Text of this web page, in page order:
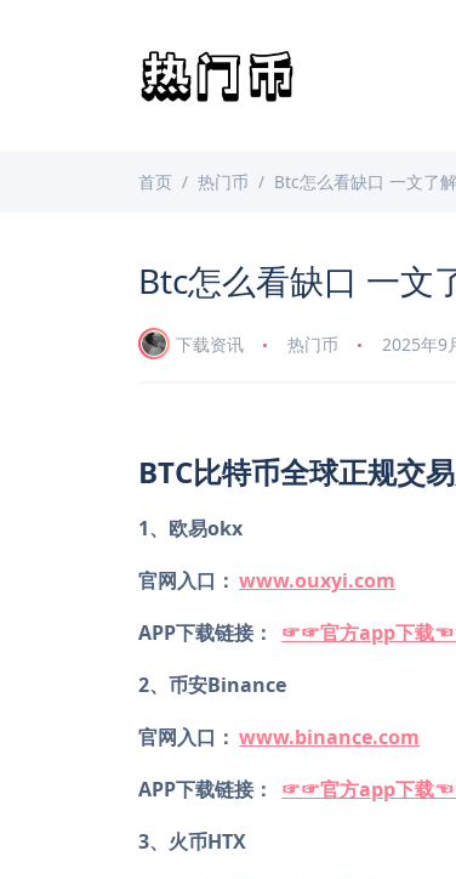
首页 热门币 Btc怎么看缺口 一文了
Btc怎么看缺口 一文
下载资讯 热门币 2025年9
BTC比特币全球正规交
1、欧易okx
官网入口： www.ouxyi.com
APP下载链接：
☞☞官方app下载
2、币安Binance
官网入口： www.binance.com
APP下载链接：
☞☞官方app下载
3、火币HTX